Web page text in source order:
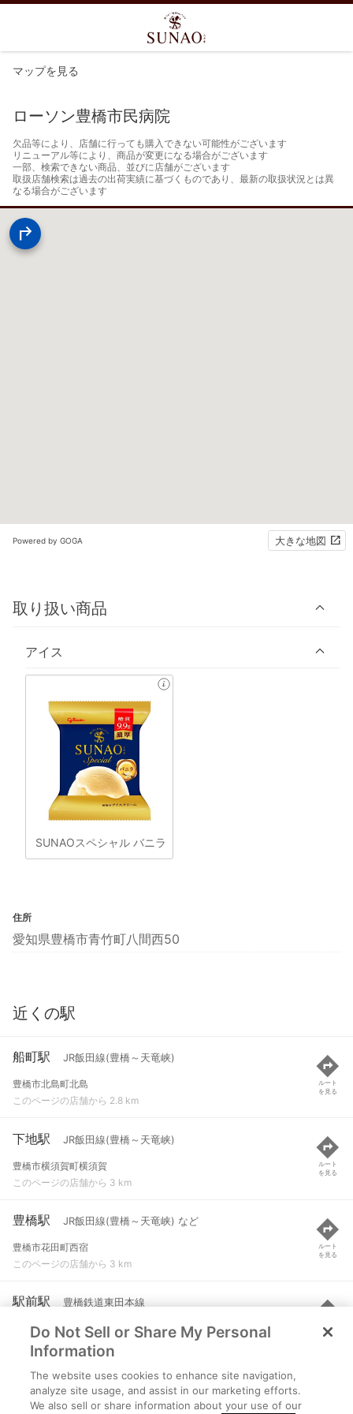
マップを見る
ローソン豊橋市民病院
欠品等により、店舗に行っても購入できない可能性がございます
リニューアル等により、商品が変更になる場合がございます
一部、検索できない商品、並びに店舗がございます
取扱店舗検索は過去の出荷実績に基づくものであり、最新の取扱状況とは異
なる場合がございます
Powered by GOGA 大きな地図
取り扱い商品
アイス
SUNAOスペシャル バニラ
住所
愛知県豊橋市青竹町八間西50
近くの駅
船町駅 JR飯田線(豊橋～天竜峡)
豊橋市北島町北島
このページの店舗から 2.8 km
ルート
を見る
下地駅 JR飯田線(豊橋～天竜峡)
豊橋市横須賀町横須賀
このページの店舗から 3 km
ルート
を見る
豊橋駅 JR飯田線(豊橋～天竜峡) など
豊橋市花田町西宿
このページの店舗から 3 km
ルート
を見る
駅前駅 豊橋鉄道東田本線
豊橋市
このページの店舗から 3.2 km
ルート
を見る
新豊橋駅 豊橋鉄道渥美線
豊橋市花田町字西宿４１
Do Not Sell or Share My Personal
Information
The website uses cookies to enhance site navigation,
analyze site usage, and assist in our marketing efforts.
We also sell or share information about your use of our